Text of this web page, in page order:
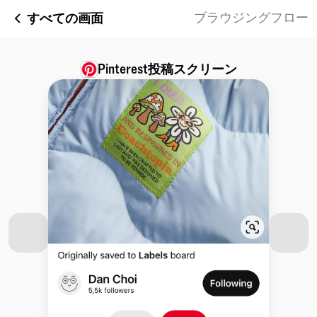
すべての画面 ブラウジングフロー
Pinterest投稿スクリーン